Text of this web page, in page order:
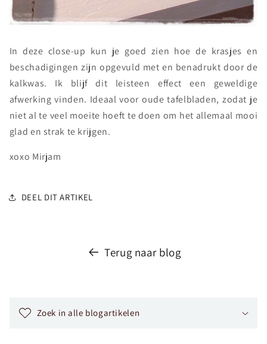
In deze close-up kun je goed zien hoe de krasjes en
beschadigingen zijn opgevuld met en benadrukt door de
kalkwas. Ik blijf dit leisteen effect een geweldige
afwerking vinden. Ideaal voor oude tafelbladen, zodat je
niet al te veel moeite hoeft te doen om het allemaal mooi
glad en strak te krijgen.
xoxo Mirjam
DEEL DIT ARTIKEL
Terug naar blog
Zoek in alle blogartikelen